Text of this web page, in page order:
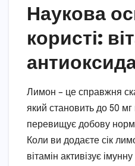
Наукова
користі:
Лимон – це справжня
який становить до 50
перевищує добову
Коли ви додаєте сік
вітамін активізує